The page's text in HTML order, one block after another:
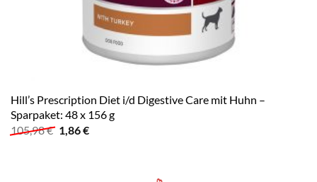
Hill’s Prescription Diet i/d Digestive Care mit Huhn –
Sparpaket: 48 x 156 g
105,98€ Ursprünglicher
1,86€Aktueller